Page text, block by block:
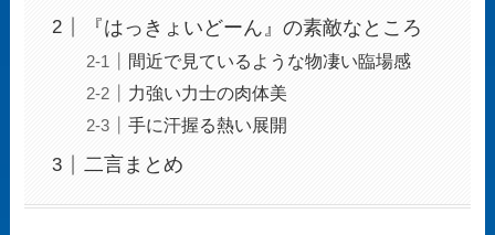
『はっきょいどーん』の素敵なところ
間近で見ているような物凄い臨場感
力強い力士の肉体美
手に汗握る熱い展開
二言まとめ